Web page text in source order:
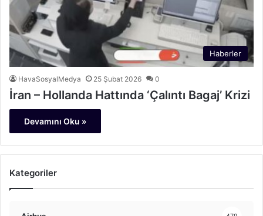
Haberler
HavaSosyalMedya 25 Şubat 2026 0
İran – Hollanda Hattında ‘Çalıntı Bagaj’ Krizi
Devamını Oku »
Kategoriler